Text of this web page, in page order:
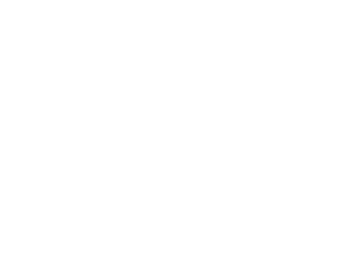
zouden
berichtje naar
voor onze